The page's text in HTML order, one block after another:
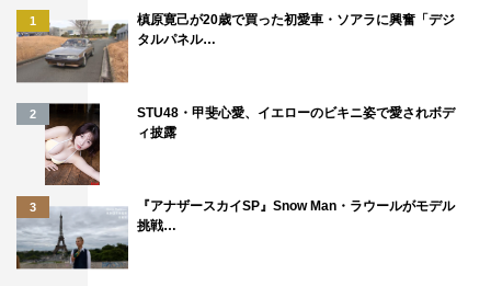
1
槙原寛己が20歳で買った初愛車・ソアラに興奮「デジ
タルパネル…
2
STU48・甲斐心愛、イエローのビキニ姿で愛されボデ
ィ披露
3
『アナザースカイSP』Snow Man・ラウールがモデル
挑戦…